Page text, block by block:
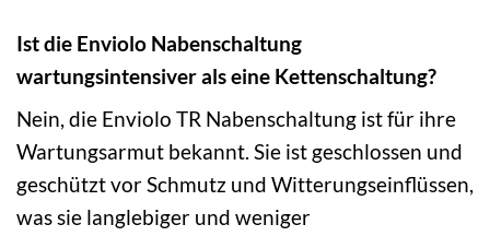
Ist die Enviolo Nabenschaltung
wartungsintensiver als eine Kettenschaltung?
Nein, die Enviolo TR Nabenschaltung ist für ihre
Wartungsarmut bekannt. Sie ist geschlossen und
geschützt vor Schmutz und Witterungseinflüssen,
was sie langlebiger und weniger